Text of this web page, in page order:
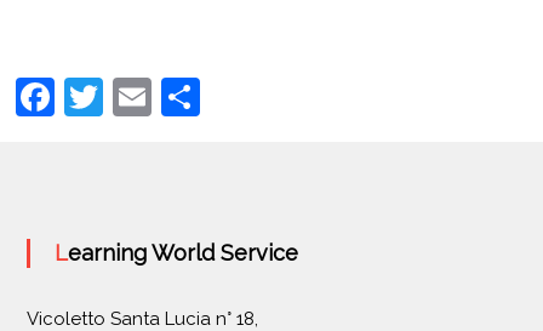
F
b
T E C
vi
Learning World Service
Vicoletto Santa Lucia n° 18,